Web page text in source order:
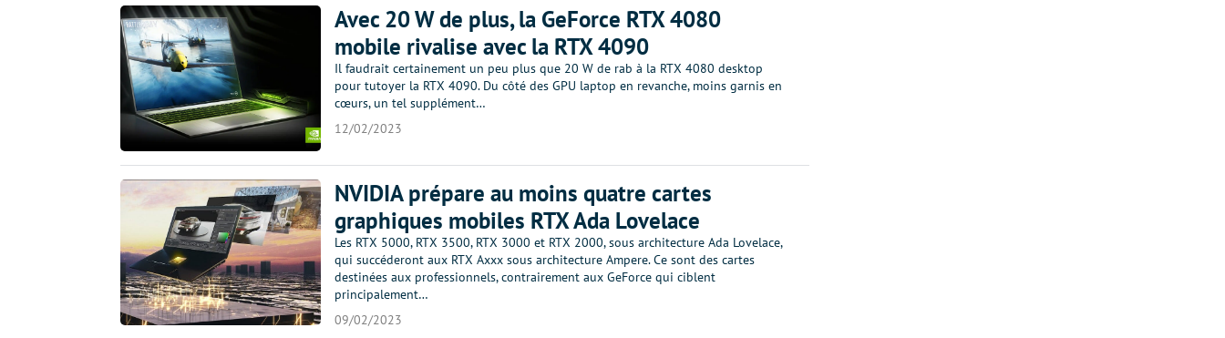
Avec 20 W de plus, la GeForce RTX 4080
mobile rivalise avec la RTX 4090
Il faudrait certainement un peu plus que 20 W de rab à la RTX 4080 desktop
pour tutoyer la RTX 4090. Du côté des GPU laptop en revanche, moins garnis en
cœurs, un tel supplément…
12/02/2023
NVIDIA prépare au moins quatre cartes
graphiques mobiles RTX Ada Lovelace
Les RTX 5000, RTX 3500, RTX 3000 et RTX 2000, sous architecture Ada Lovelace,
qui succéderont aux RTX Axxx sous architecture Ampere. Ce sont des cartes
destinées aux professionnels, contrairement aux GeForce qui ciblent
principalement…
09/02/2023